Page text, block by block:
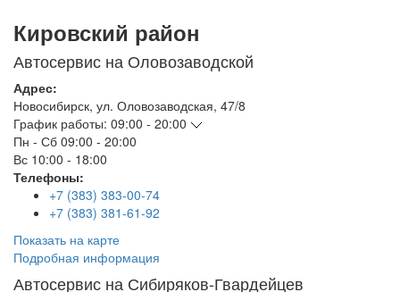
Кировский район
Автосервис на Оловозаводской
Адрес:
Новосибирск, ул. Оловозаводская, 47/8
График работы: 09:00 - 20:00
Пн - Сб 09:00 - 20:00
Вс 10:00 - 18:00
Телефоны:
+7 (383) 383-00-74
+7 (383) 381-61-92
Показать на карте
Подробная информация
Автосервис на Сибиряков-Гвардейцев